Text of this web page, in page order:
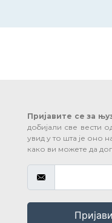
Пријавите се за
добијали све вести
увид у то шта је оно
како ви можете да